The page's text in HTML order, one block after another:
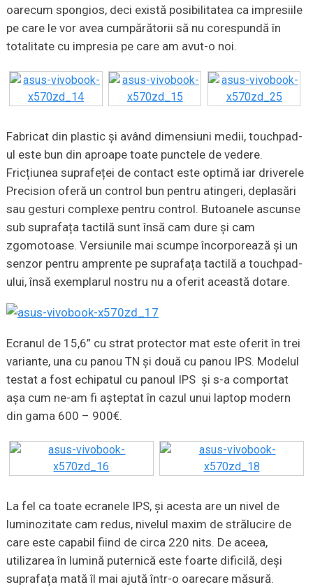
oarecum spongios, deci există posibilitatea ca impresiile
pe care le vor avea cumpărătorii să nu corespundă în
totalitate cu impresia pe care am avut-o noi.
Fabricat din plastic și având dimensiuni medii, touchpad-
ul este bun din aproape toate punctele de vedere.
Fricțiunea suprafeței de contact este optimă iar driverele
Precision oferă un control bun pentru atingeri, deplasări
sau gesturi complexe pentru control. Butoanele ascunse
sub suprafața tactilă sunt însă cam dure și cam
zgomotoase. Versiunile mai scumpe încorporează și un
senzor pentru amprente pe suprafața tactilă a touchpad-
ului, însă exemplarul nostru nu a oferit această dotare.
Ecranul de 15,6” cu strat protector mat este oferit în trei
variante, una cu panou TN și două cu panou IPS. Modelul
testat a fost echipatul cu panoul IPS și s-a comportat
așa cum ne-am fi așteptat în cazul unui laptop modern
din gama 600 – 900€.
La fel ca toate ecranele IPS, și acesta are un nivel de
luminozitate cam redus, nivelul maxim de strălucire de
care este capabil fiind de circa 220 nits. De aceea,
utilizarea în lumină puternică este foarte dificilă, deși
suprafața mată îl mai ajută într-o oarecare măsură.